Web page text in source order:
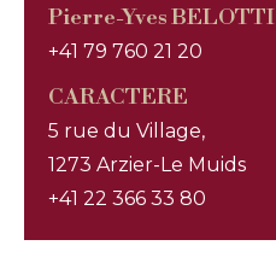
Pierre-Yves BELOTTI
+41 79 760 21 20
CARACTERE
5 rue du Village,
1273 Arzier-Le Muids
+41 22 366 33 80